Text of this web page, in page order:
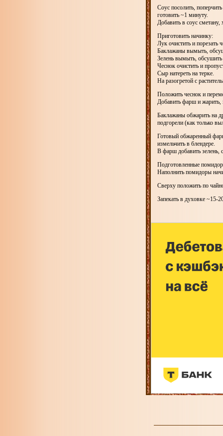
Соус посолить,
готовить ~1 минуту.
Добавить в соус
Приготовить начинку:
Лук очистить и порезать
Баклажаны вымыть,
Зелень вымыть, обсушить
Чеснок очистить и
Сыр натереть на терке.
На разогретой с
Положить чеснок и
Добавить фарш и жарить,
Баклажаны обжарить на
подгорели (как только
Готовый обжаренный
измельчить в блендере.
В фарш добавить зелень,
Подготовленные
Наполнить помидоры
Сверху положить по
Запекать в духовке ~15-